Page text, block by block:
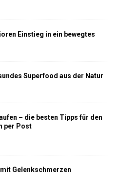
Einstieg in ein bewegtes
Superfood aus der Natur
– die besten Tipps für den
per Post
Gelenkschmerzen